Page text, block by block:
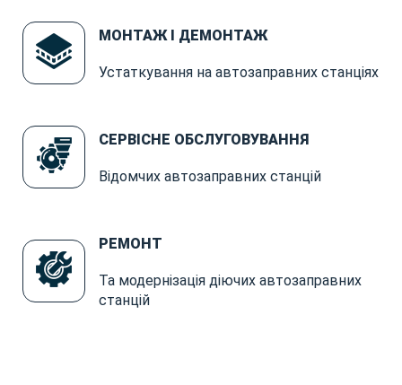
МОНТАЖ І ДЕМОНТАЖ
Устаткування на автозаправних станціях
СЕРВІСНЕ ОБСЛУГОВУВАННЯ
Відомчих автозаправних станцій
РЕМОНТ
Та модернізація діючих автозаправних
станцій